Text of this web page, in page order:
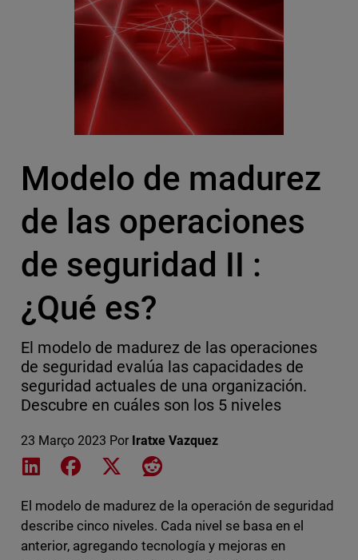
Modelo de madurez
de las operaciones
de seguridad II :
¿Qué es?
El modelo de madurez de las operaciones
de seguridad evalúa las capacidades de
seguridad actuales de una organización.
Descubre en cuáles son los 5 niveles
23 Março 2023 Por Iratxe Vazquez
Share on LinkedIn
Share on Facebook
Share on XShare on Reddit
El modelo de madurez de la operación de seguridad
describe cinco niveles. Cada nivel se basa en el
anterior, agregando tecnología y mejoras en